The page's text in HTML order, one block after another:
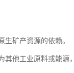
矿产资源的依赖。
他工业原料或能源